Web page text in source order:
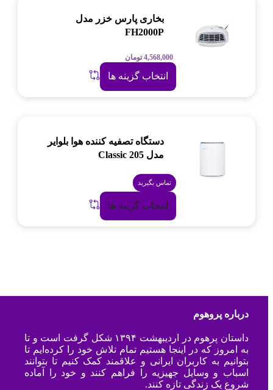
بخاری پارس خزر مدل
FH2000P
4,568,000 تومان
انتخاب گزینه ها
دستگاه تصفیه کننده هوا بلوایر
مدل Classic 205
تماس بگیرید
انتخاب گزینه ها
درباره پروهوم
داستان پرهوم در اردیبهشت ۱۳۹۴ شکل گرفت است و تا
به امروز که در اینجا هستیم تمام تلاش خود را کرده‌ایم تا
بتوانیم به کاربران ایرانی و علاقمند کمک کنیم تا بتوانند
اسباب و وسایل جهیزیه را فراهم کنند و خود را آماده
شروع یک زندگی تازه کنند.